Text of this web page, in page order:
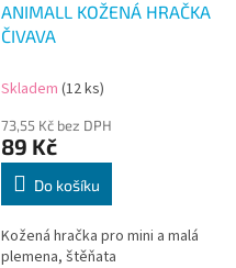
ANIMALL KOŽENÁ HRAČKA
ČIVAVA
Skladem (12 ks)
73,55 Kč bez DPH
89 Kč
Do košíku
Kožená hračka pro mini a malá
plemena, štěňata